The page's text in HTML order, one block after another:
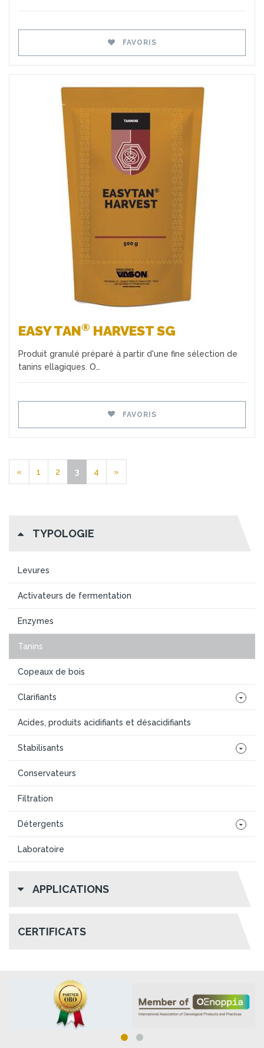
FAVORIS
EASY TAN® HARVEST SG
Produit granulé préparé à partir d'une fine sélection de
tanins ellagiques. O…
FAVORIS
« 1 2 3 4 »
TYPOLOGIE
Levures
Activateurs de fermentation
Enzymes
Tanins
Copeaux de bois
Clarifiants
Acides, produits acidifiants et désacidifiants
Stabilisants
Conservateurs
Filtration
Détergents
Laboratoire
APPLICATIONS
CERTIFICATS